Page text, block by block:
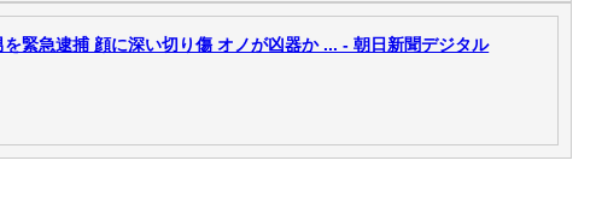
緊急逮捕 顔に深い切り傷 オノが凶器か ... - 朝日新聞デジタル